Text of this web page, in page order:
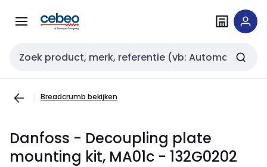
naar
naar
Zoekveld invoer
Breadcrumb bekijken
Danfoss - Decoupling plate
mounting kit, MA01c - 132G0202